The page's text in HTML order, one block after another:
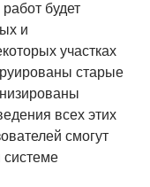
будет
и
участках
старые
всех этих
смогут
системе